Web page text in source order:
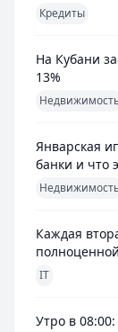
Кредиты
На Кубани
13%
Январская
банки и что
Каждая
IT
Утро в